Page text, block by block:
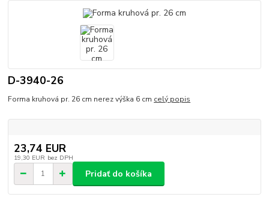
D-3940-26
Forma kruhová pr. 26 cm nerez výška 6 cm celý popis
23,74 EUR
19,30 EUR bez DPH
Pridať do košíka